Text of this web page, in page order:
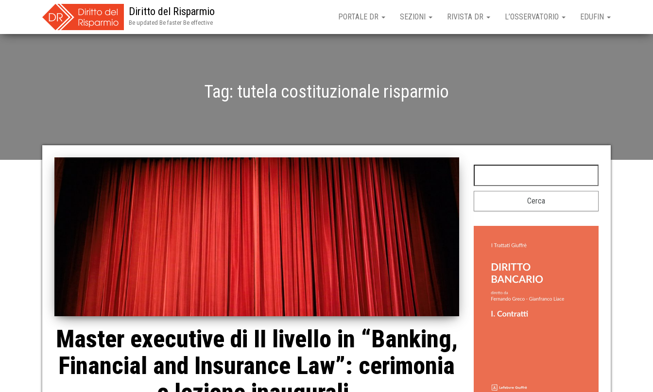
Diritto del Risparmio
Be updated Be faster Be effective
PORTALE DR SEZIONI RIVISTA DR L’OSSERVATORIO EDUFIN
Tag: tutela costituzionale risparmio
Master executive di II livello in “Banking,
Financial and Insurance Law”: cerimonia